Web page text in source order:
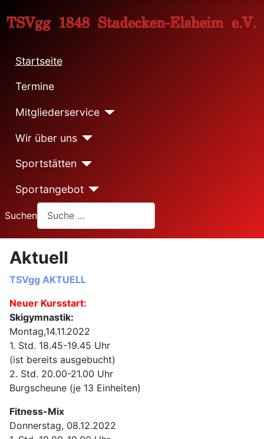
Startseite
Termine
Mitgliederservice
Wir über uns
Sportstätten
Sportangebot
Suchen
Aktuell
TSVgg AKTUELL
Neuer Kursstart:
Skigymnastik:
Montag,14.11.2022
1. Std. 18.45-19.45 Uhr
(ist bereits ausgebucht)
2. Std. 20.00-21.00 Uhr
Burgscheune (je 13 Einheiten)
Fitness-Mix
Donnerstag, 08.12.2022